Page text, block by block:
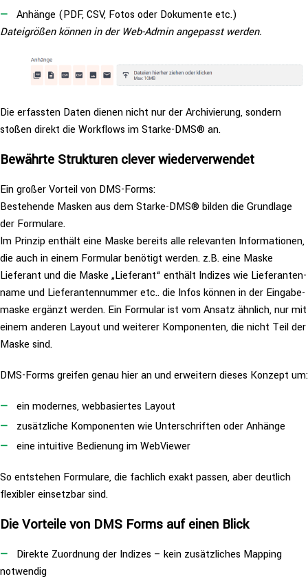
Anhänge (PDF, CSV, Fotos oder Dokumente etc.)
Datei­grö­ßen können in der Web-Admin angepasst werden.
Die erfassten Daten dienen nicht nur der Archi­vie­rung, sondern
stoßen direkt die Workflows im Starke-DMS® an.
Bewährte Struk­tu­ren clever wiederverwendet
Ein großer Vorteil von DMS-Forms:
Bestehen­de Masken aus dem Starke-DMS® bilden die Grundlage
der Formulare.
Im Prinzip enthält eine Maske bereits alle rele­van­ten Infor­ma­tio­nen,
die auch in einem Formular benötigt werden. z.B. eine Maske
Lieferant und die Maske „Lieferant“ enthält Indizes wie Lie­fe­ran­ten­
na­me und Lie­fe­ran­ten­num­mer etc.. die Infos können in der Ein­ga­be­
mas­ke ergänzt werden. Ein Formular ist vom Ansatz ähnlich, nur mit
einem anderen Layout und weiterer Kom­po­nen­ten, die nicht Teil der
Maske sind.
DMS-Forms greifen genau hier an und erweitern dieses Konzept um:
ein modernes, web­ba­sier­tes Layout
zusätz­li­che Kom­po­nen­ten wie Unter­schrif­ten oder Anhänge
eine intuitive Bedienung im WebViewer
So entstehen Formulare, die fachlich exakt passen, aber deutlich
flexibler ein­setz­bar sind.
Die Vorteile von DMS Forms auf einen Blick
Direkte Zuordnung der Indizes – kein zusätz­li­ches Mapping
notwendig